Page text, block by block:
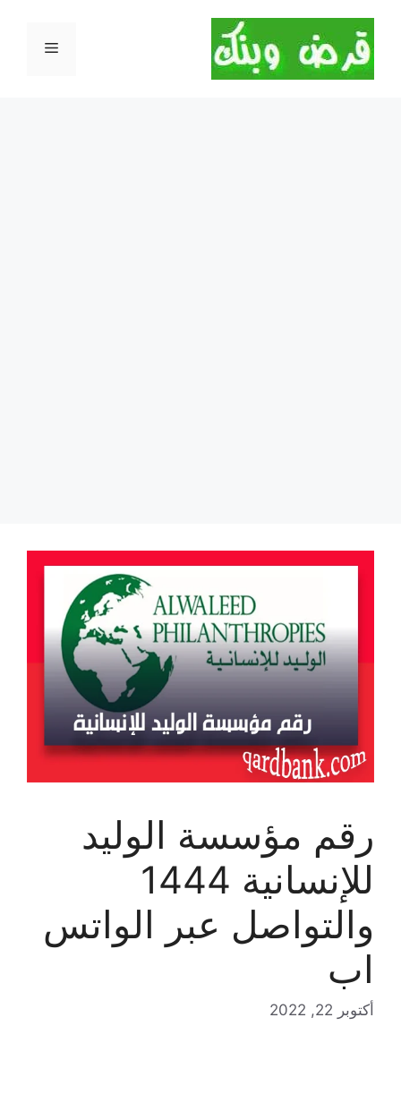
المحتوى
القائمة
رقم مؤسسة الوليد
للإنسانية 1444
والتواصل عبر الواتس
اب
أكتوبر 22, 2022